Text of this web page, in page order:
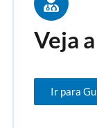
Veja
Ir para